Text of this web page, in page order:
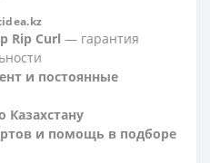
Rip Curl — гарантия
и постоянные
Казахстану
и помощь в подборе